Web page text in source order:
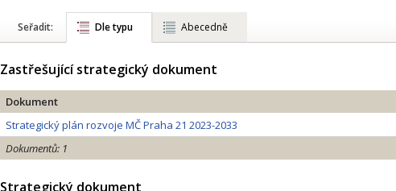
Seřadit: Dle typu Abecedně
Zastřešující strategický dokument
Dokument
Strategický plán rozvoje MČ Praha 21 2023-2033
Dokumentů: 1
Strategický dokument